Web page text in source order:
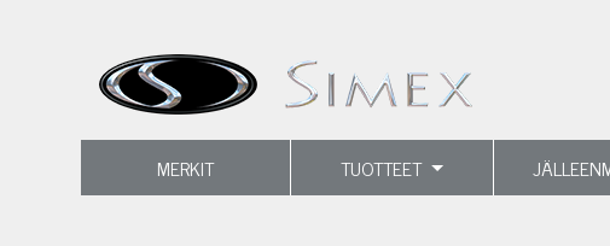
MERKIT TUOTTEET